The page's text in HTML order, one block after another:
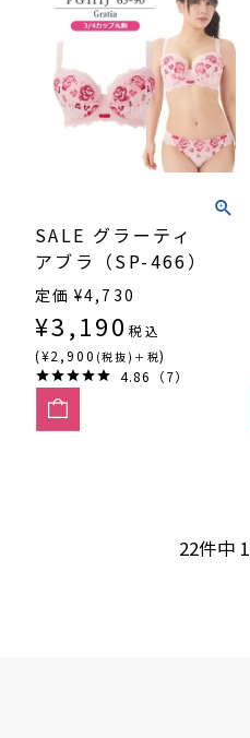
SALE グラーティ
アブラ（SP-466）
定価 ¥4,730
¥3,190 税込
(¥2,900 (税抜)＋税)
4.86（7）
22件中 1